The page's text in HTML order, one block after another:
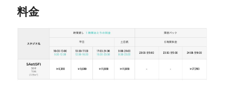
料金